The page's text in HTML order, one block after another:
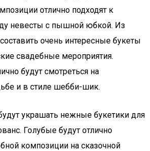
отлично подходят к
невесты с пышной юбкой. Из
очень интересные букеты
свадебные мероприятия.
будут смотреться на
и в стиле шебби-шик.
украшать нежные букетики для
Голубые будут отлично
композиции на сказочной